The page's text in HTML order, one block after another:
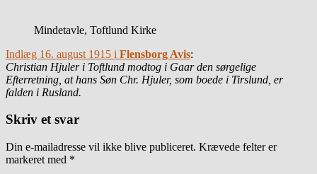
Mindetavle, Toftlund Kirke
Indlæg 16. august 1915 i Flensborg Avis:
Christian Hjuler i Toftlund modtog i Gaar den sørgelige
Efterretning, at hans Søn Chr. Hjuler, som boede i Tirslund, er
falden i Rusland.
Skriv et svar
Din e-mailadresse vil ikke blive publiceret. Krævede felter er
markeret med *